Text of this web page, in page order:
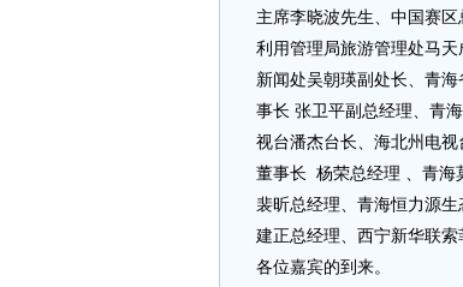
主席李晓波先生、中国赛
利用管理局旅游管理处马
新闻处吴朝瑛副处长、青
事长 张卫平副总经理、青
视台潘杰台长、海北州电
董事长 杨荣总经理 、青海
裴昕总经理、青海恒力源
建正总经理、西宁新华联
各位嘉宾的到来。